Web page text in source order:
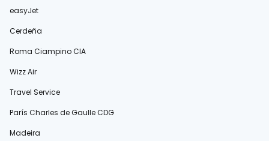
easyJet
Cerdeña
Roma Ciampino CIA
Wizz Air
Travel Service
París Charles de Gaulle CDG
Madeira